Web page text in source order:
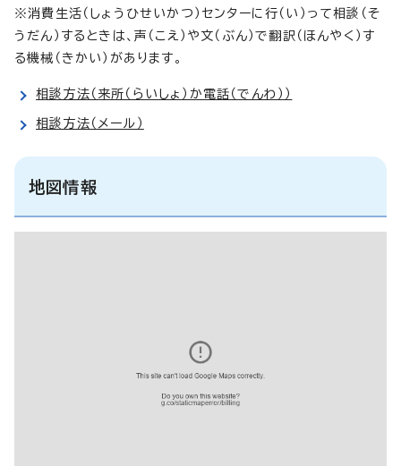
※消費生活（しょうひせいかつ）センターに行（い）って相談（そ
うだん）するときは、声（こえ）や文（ぶん）で翻訳（ほんやく）す
る機械（きかい）があります。
相談方法（来所（らいしょ）か電話（でんわ））
相談方法（メール）
地図情報